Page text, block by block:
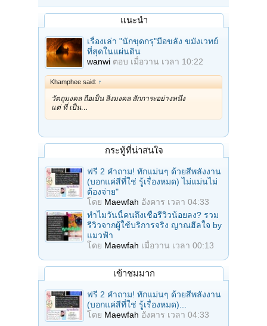
แนะนำ
เรื่องเล่า "นักขุดกรุ"มือขลัง ขมังเวทย์
ที่สุดในแผ่นดิน
wanwi ตอบ เมื่อวาน เวลา 10:22
Khamphee said: ↑
วัตถุมงคล ถือเป็น สิ่งมงคล สักการะอย่างหนึ่ง
แต่ ที่ เป็น…
กระทู้ที่น่าสนใจ
ฟรี 2 คำถาม! ทักแม่นๆ ด้วยสีพลังงาน
(บอกแค่สีที่ใช่ รู้เรื่องหมด) ไม่แม่นไม่
ต้องจ่าย"
โดย Maewfah อังคาร เวลา 04:33
ทำไมวันนี้คนถึงเชื่อรีวิวน้อยลง? รวม
รีวิวจากผู้ใช้บริการจริง ญาณฮีลใจ by
แมวฟ้า
โดย Maewfah เมื่อวาน เวลา 00:13
เข้าชมมาก
ฟรี 2 คำถาม! ทักแม่นๆ ด้วยสีพลังงาน
(บอกแค่สีที่ใช่ รู้เรื่องหมด)...
โดย Maewfah อังคาร เวลา 04:33